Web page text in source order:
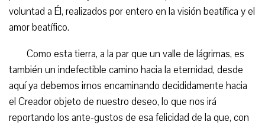
voluntad a Él, realizados por entero en la visión beatífica y el
amor beatífico.
Como esta tierra, a la par que un valle de lágrimas, es
también un indefectible camino hacia la eternidad, desde
aquí ya debemos irnos encaminando decididamente hacia
el Creador objeto de nuestro deseo, lo que nos irá
reportando los ante-gustos de esa felicidad de la que, con